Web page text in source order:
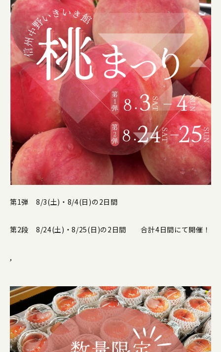
第1弾 8/3(土)・8/4(日)の2日間
第2段 8/24(土)・8/25(日)の2日間 合計4日間にて開催！
,